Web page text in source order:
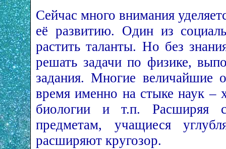
Сейчас много внимания
её развитию. Один из
растить таланты. Но без
решать задачи по физике,
задания. Многие величайшие
время именно на стыке наук
биологии и т.п. Расширяя
предметам, учащиеся
расширяют кругозор.